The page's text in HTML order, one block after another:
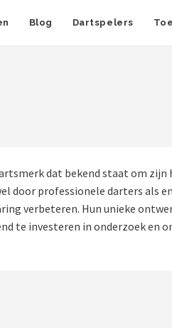
Blog Dartspelers
dat bekend staat om
door professionele darters als
verbeteren. Hun unieke
te investeren in onderzoek en